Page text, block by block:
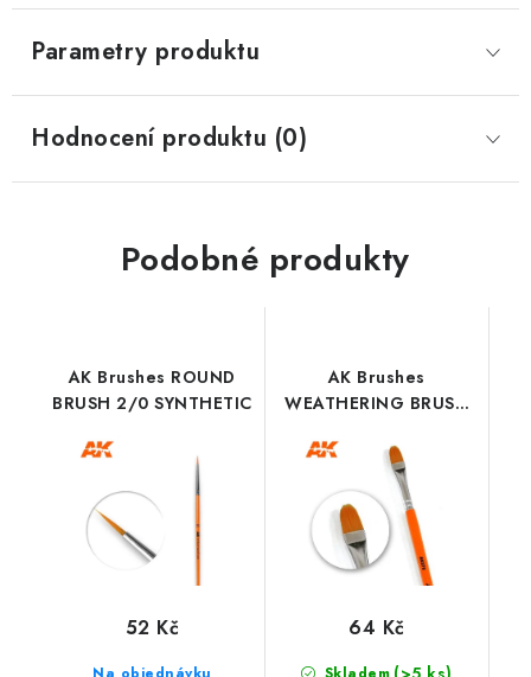
Parametry produktu
Hodnocení produktu (0)
Podobné produkty
AK Brushes ROUND
BRUSH 2/0 SYNTHETIC
52 Kč
AK Brushes
WEATHERING BRUSH
64 Kč